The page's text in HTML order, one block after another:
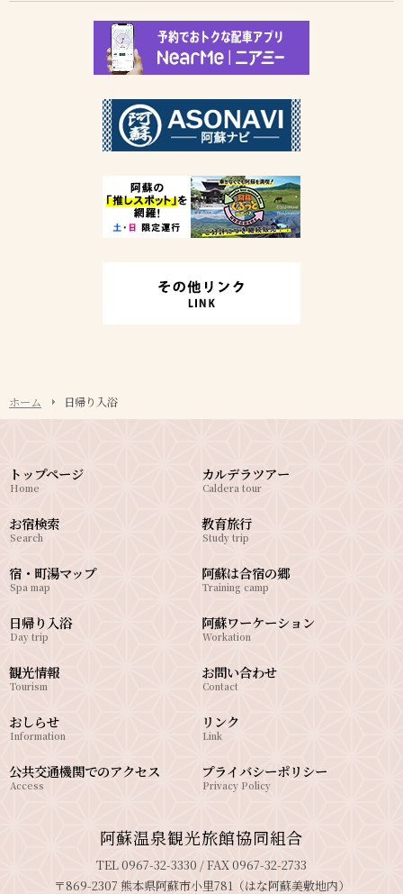
ホーム 日帰り入浴
トップページ
Home
お宿検索
Search
宿・町湯マップ
Spa map
日帰り入浴
Day trip
カルデラツアー
Caldera tour
教育旅行
Study trip
阿蘇は合宿の郷
Training camp
阿蘇ワーケーション
Workation
観光情報
Tourism
おしらせ
Information
公共交通機関でのアクセス
Access
お問い合わせ
Contact
リンク
Link
プライバシーポリシー
Privacy Policy
阿蘇温泉観光旅館協同組合
TEL 0967-32-3330 / FAX 0967-32-2733
〒869-2307 熊本県阿蘇市小里781（はな阿蘇美敷地内）